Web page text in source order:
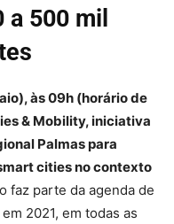
500 mil
às 09h (horário de
& Mobility, iniciativa
Palmas para
cities no contexto
faz parte da agenda de
2021, em todas as